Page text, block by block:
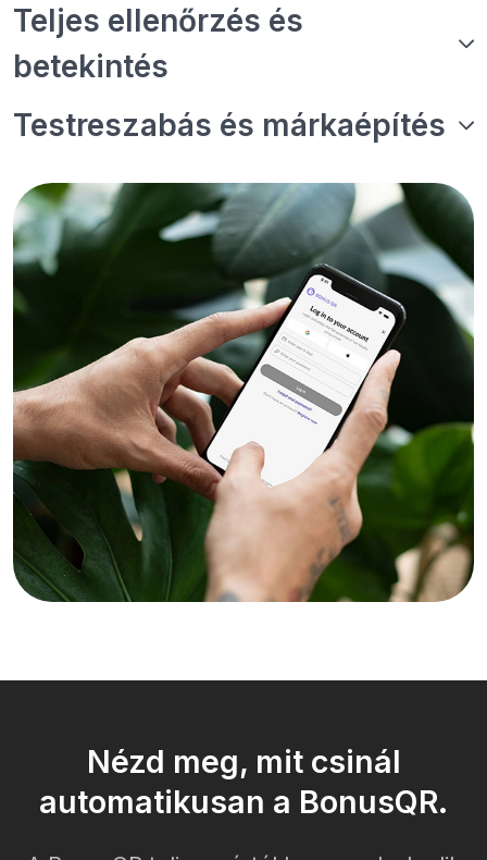
Teljes ellenőrzés és
betekintés
Testreszabás és márkaépítés
Nézd meg, mit csinál
automatikusan a BonusQR.